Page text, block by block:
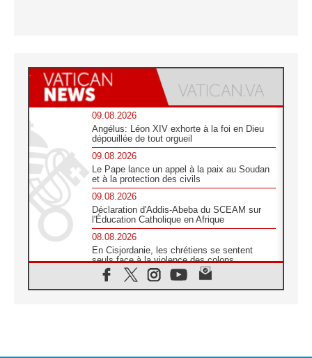
09.08.2026
Angélus: Léon XIV exhorte à la foi en Dieu
dépouillée de tout orgueil
09.08.2026
Le Pape lance un appel à la paix au Soudan
et à la protection des civils
09.08.2026
Déclaration d'Addis-Abeba du SCEAM sur
l'Éducation Catholique en Afrique
08.08.2026
En Cisjordanie, les chrétiens se sentent
seuls face à la violence des colons
08.08.2026
Léon XIV au sanctuaire de Notre Dame du